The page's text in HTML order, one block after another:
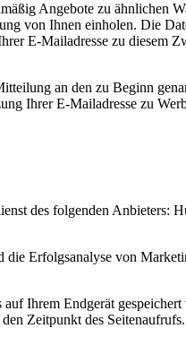
Angebote zu ähnlichen
von Ihnen einholen. Die
E-Mailadresse zu diesem
an den zu Beginn
Ihrer E-Mailadresse zu
des folgenden Anbieters:
Erfolgsanalyse von
Ihrem Endgerät
Zeitpunkt des Seitenaufrufs.